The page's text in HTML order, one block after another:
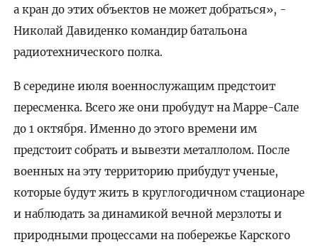
а кран до этих объектов не может добраться», -
Николай Давиденко командир батальона
радиотехнического полка.
В середине июля военнослужащим предстоит
пересменка. Всего же они пробудут на Марре-Сале
до 1 октября. Именно до этого времени им
предстоит собрать и вывезти металлолом. После
военных на эту территорию прибудут ученые,
которые будут жить в круглогодичном стационаре
и наблюдать за динамикой вечной мерзлоты и
природными процессами на побережье Карского